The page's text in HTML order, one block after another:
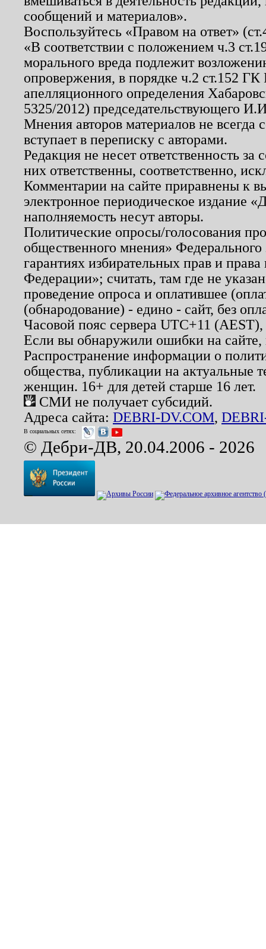
сообщений и материалов».
Воспользуйтесь «Правом на ответ»
«В соответствии с положением ч.3
морального вреда подлежит
опровержения, в порядке ч.2 ст.152
апелляционного определения
5325/2012) председательствующего
Мнения авторов материалов не
вступает в переписку с авторами.
Редакция не несет ответственность
них ответственны, соответственно,
Комментарии на сайте приравнены к
электронное периодическое издание
наполняемость несут авторы.
Политические опросы/голосования
общественного мнения»
гарантиях избирательных прав и
Федерации»; считать, там где не
проведение опроса и оплатившее
(обнародование) - едино - сайт, без
Часовой пояс сервера UTC+11
Если вы обнаружили ошибки на
Распространение информации о
общества, публикации на актуальные
женщин. 16+ для детей старше 16 лет.
СМИ не получает субсидий.
Адреса сайта: DEBRI-DV.COM,
В социальных сетях:
© Дебри-ДВ, 20.04.2006 - 2026